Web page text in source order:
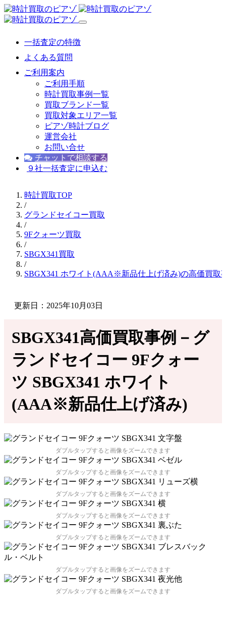
一括査定の特徴
よくある質問
ご利用案内
ご利用手順
時計買取事例一覧
買取ブランド一覧
買取対象エリア一覧
ピアゾ時計ブログ
運営会社
お問い合せ
チャットで相談する
９社一括査定に申込む
時計買取TOP
/
グランドセイコー買取
/
9Fクォーツ買取
/
SBGX341買取
/
SBGX341 ホワイト(AAA※新品仕上げ済み)の高価買取
更新日：2025年10月03日
SBGX341高価買取事例－グ
ランドセイコー 9Fクォー
ツ SBGX341 ホワイト
(AAA※新品仕上げ済み)
ダブルタップすると画像をズームできます
ダブルタップすると画像をズームできます
ダブルタップすると画像をズームできます
ダブルタップすると画像をズームできます
ダブルタップすると画像をズームできます
ダブルタップすると画像をズームできます
ダブルタップすると画像をズームできます